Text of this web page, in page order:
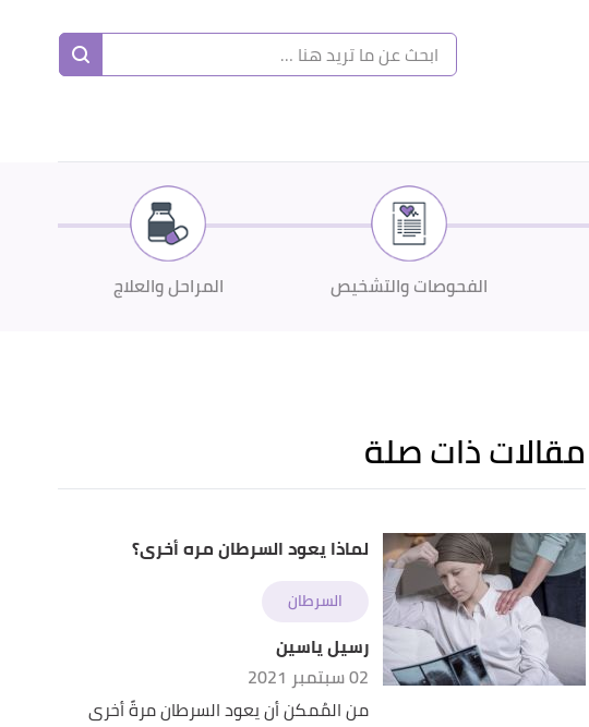
الفحوصات والتشخيص المراحل والعلاج
مقالات ذات صلة
لماذا يعود السرطان مره أخرى؟
السرطان
رسيل ياسين
02 سبتمبر 2021
من المُمكن أن يعود السرطان مرةً أخرى